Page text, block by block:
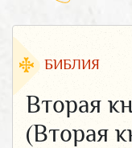
БИБЛИЯ
Вторая
(Вторая